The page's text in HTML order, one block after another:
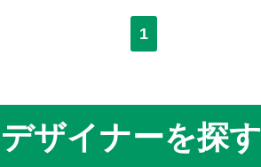
1
ザイナーを探す